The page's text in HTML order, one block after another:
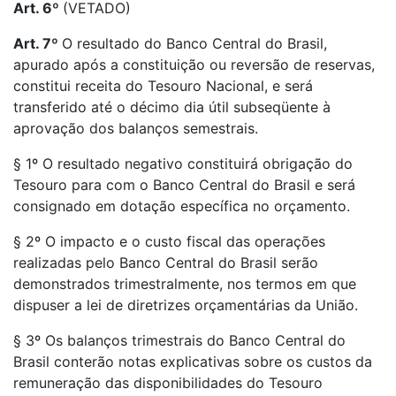
Art. 6º (VETADO)
Art. 7º O resultado do Banco Central do Brasil,
apurado após a constituição ou reversão de reservas,
constitui receita do Tesouro Nacional, e será
transferido até o décimo dia útil subseqüente à
aprovação dos balanços semestrais.
§ 1º O resultado negativo constituirá obrigação do
Tesouro para com o Banco Central do Brasil e será
consignado em dotação específica no orçamento.
§ 2º O impacto e o custo fiscal das operações
realizadas pelo Banco Central do Brasil serão
demonstrados trimestralmente, nos termos em que
dispuser a lei de diretrizes orçamentárias da União.
§ 3º Os balanços trimestrais do Banco Central do
Brasil conterão notas explicativas sobre os custos da
remuneração das disponibilidades do Tesouro